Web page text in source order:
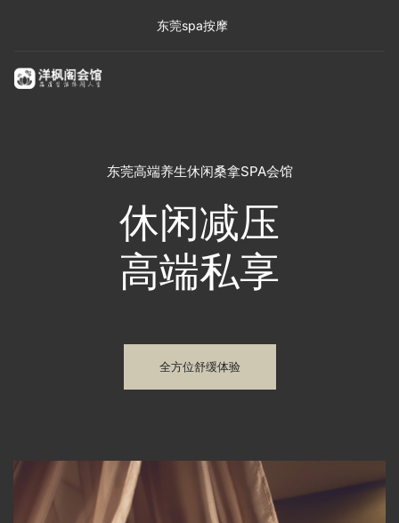
东莞spa按摩
东莞高端养生休闲桑拿SPA会馆
休闲减压
高端私享
全方位舒缓体验